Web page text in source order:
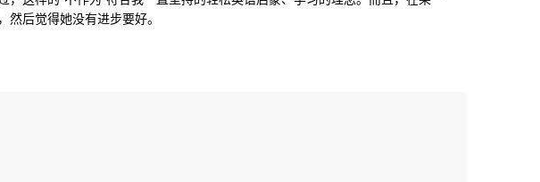
后觉得她没有进步要好。